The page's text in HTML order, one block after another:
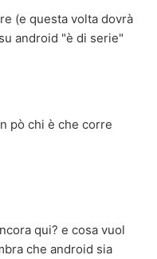
(e questa volta dovrà
android "è di serie"
pò chi è che corre
qui? e cosa vuol
che android sia